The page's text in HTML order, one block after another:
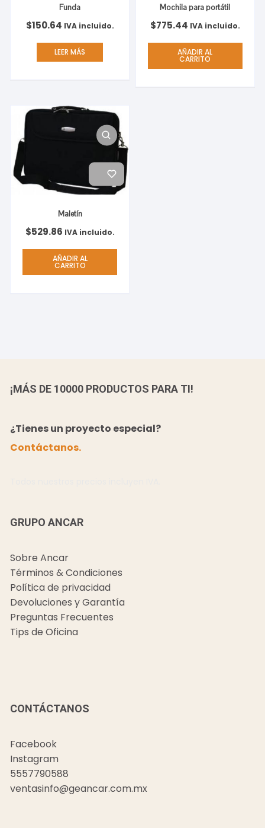
Funda
$150.64 IVA incluido.
LEER MÁS
Mochila para portátil
$775.44 IVA incluido.
AÑADIR AL
CARRITO
Maletín
$529.86 IVA incluido.
AÑADIR AL
CARRITO
¡MÁS DE 10000 PRODUCTOS PARA TI!
¿Tienes un proyecto especial?
Contáctanos.
GRUPO ANCAR
Sobre Ancar
Términos & Condiciones
Política de privacidad
Devoluciones y Garantía
Preguntas Frecuentes
Tips de Oficina
CONTÁCTANOS
Facebook
Instagram
5557790588
ventasinfo@geancar.com.mx